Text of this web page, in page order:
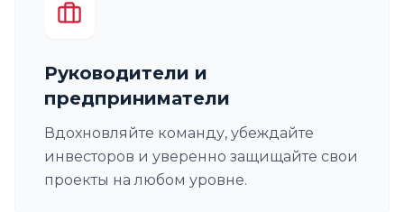
Руководители и
предприниматели
Вдохновляйте команду, убеждайте
инвесторов и уверенно защищайте свои
проекты на любом уровне.